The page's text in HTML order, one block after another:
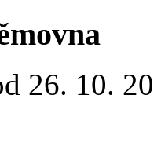
26. 10.